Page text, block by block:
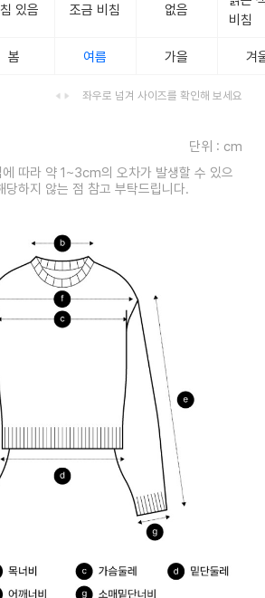
있음 조금 비침 없음
비침
봄 여름 가을 겨
좌우로 넘겨 사이즈를 확인해 보세요
단위 : cm
따라 약 1~3cm의 오차가 발생할 수 있으
당하지 않는 점 참고 부탁드립니다.